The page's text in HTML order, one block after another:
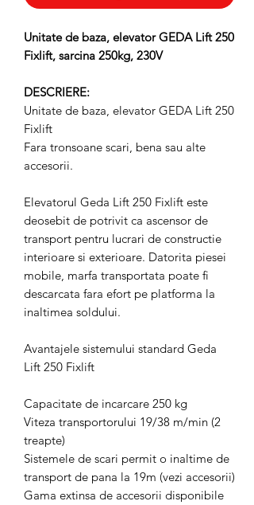
Unitate de baza, elevator GEDA Lift 250
Fixlift, sarcina 250kg, 230V
DESCRIERE:
Unitate de baza, elevator GEDA Lift 250
Fixlift
Fara tronsoane scari, bena sau alte
accesorii.
Elevatorul Geda Lift 250 Fixlift este
deosebit de potrivit ca ascensor de
transport pentru lucrari de constructie
interioare si exterioare. Datorita piesei
mobile, marfa transportata poate fi
descarcata fara efort pe platforma la
inaltimea soldului.
Avantajele sistemului standard Geda
Lift 250 Fixlift
Capacitate de incarcare 250 kg
Viteza transportorului 19/38 m/min (2
treapte)
Sistemele de scari permit o inaltime de
transport de pana la 19m (vezi accesorii)
Gama extinsa de accesorii disponibile